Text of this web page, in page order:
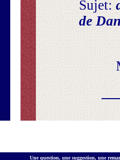
Sujet:
de
Une question, une suggestion, une